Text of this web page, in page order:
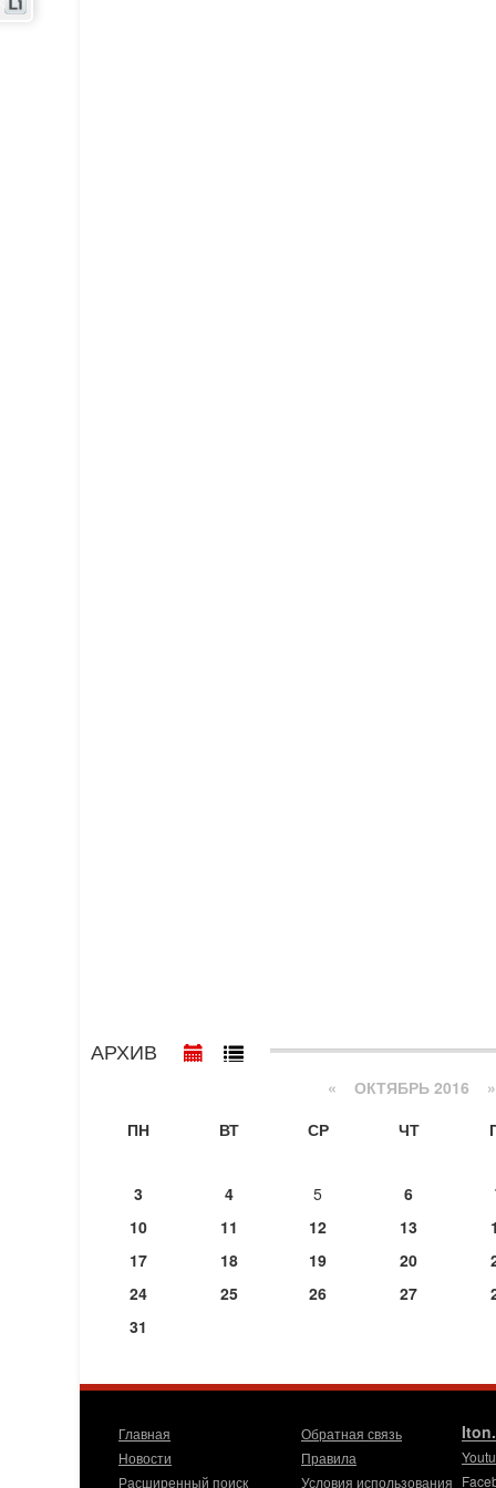
АРХИВ
« ОКТЯБРЬ 2016 »
ПН
ВТ СР ЧТ
3
4 5 6
10
11 12 13
17
18 19 20
24
25 26 27
31
Главная
Новости
Расширенный поиск
Обратная связь
Правила
Условия использования